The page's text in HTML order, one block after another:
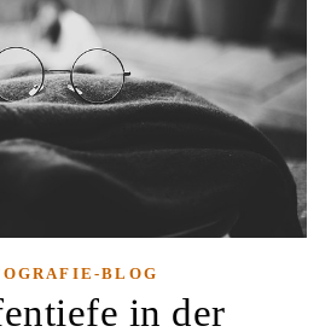
BLOG
in der